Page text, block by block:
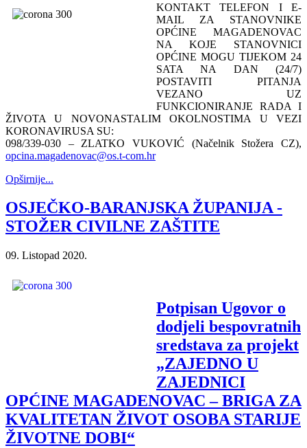
KONTAKT TELEFON I E-
MAIL ZA STANOVNIKE
OPĆINE MAGADENOVAC
NA KOJE STANOVNICI
OPĆINE MOGU TIJEKOM 24
SATA NA DAN (24/7)
POSTAVITI PITANJA
VEZANO UZ
FUNKCIONIRANJE RADA I
ŽIVOTA U NOVONASTALIM OKOLNOSTIMA U VEZI
KORONAVIRUSA SU:
098/339-030 – ZLATKO VUKOVIĆ (Načelnik Stožera CZ),
opcina.magadenovac@os.t-com.hr
Opširnije...
OSJEČKO-BARANJSKA ŽUPANIJA -
STOŽER CIVILNE ZAŠTITE
09. Listopad 2020.
Potpisan Ugovor o
dodjeli bespovratnih
sredstava za projekt
„ZAJEDNO U
ZAJEDNICI
OPĆINE MAGADENOVAC – BRIGA ZA
KVALITETAN ŽIVOT OSOBA STARIJE
ŽIVOTNE DOBI“